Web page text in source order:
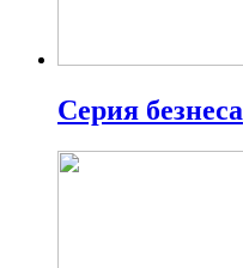
Серия безнеса